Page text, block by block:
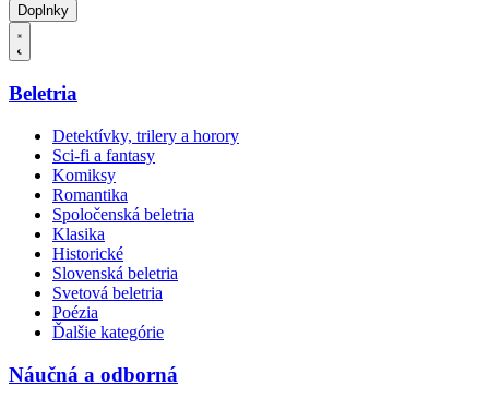
Doplnky
Beletria
Detektívky, trilery a horory
Sci-fi a fantasy
Komiksy
Romantika
Spoločenská beletria
Klasika
Historické
Slovenská beletria
Svetová beletria
Poézia
Ďalšie kategórie
Náučná a odborná